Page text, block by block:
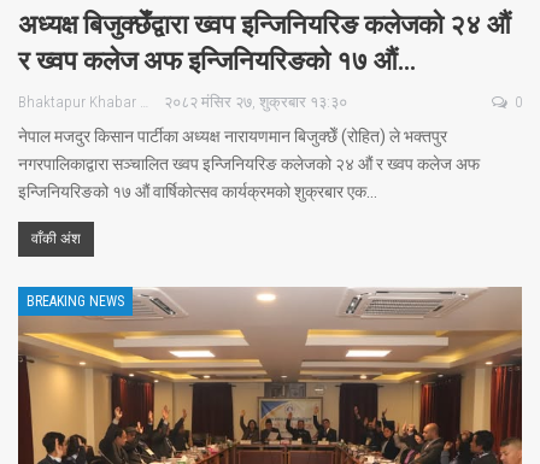
अध्यक्ष बिजुक्छेँद्वारा ख्वप इन्जिनियरिङ कलेजको २४ औं
र ख्वप कलेज अफ इन्जिनियरिङको १७ औं…
Bhaktapur Khabar २०८२ मंसिर २७, शुक्रबार १३:३० 0
नेपाल मजदुर किसान पार्टीका अध्यक्ष नारायणमान बिजुक्छेँ (रोहित) ले भक्तपुर
नगरपालिकाद्वारा सञ्चालित ख्वप इन्जिनियरिङ कलेजको २४ औं र ख्वप कलेज अफ
इन्जिनियरिङको १७ औं वार्षिकोत्सव कार्यक्रमको शुक्रबार एक…
वाँकी अंश
BREAKING NEWS